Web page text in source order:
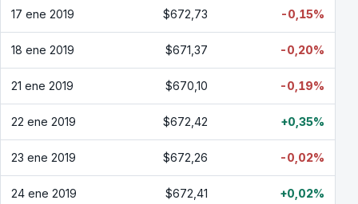
17 ene 2019 $672,73 -0,15%
18 ene 2019 $671,37 -0,20%
21 ene 2019 $670,10 -0,19%
22 ene 2019 $672,42 +0,35%
23 ene 2019 $672,26 -0,02%
24 ene 2019 $672,41 +0,02%